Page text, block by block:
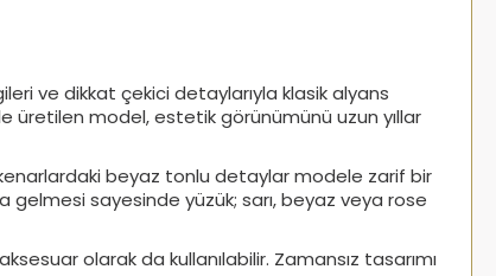
ve dikkat çekici detaylarıyla klasik alyans
üretilen model, estetik görünümünü uzun yıllar
kenarlardaki beyaz tonlu detaylar modele zarif bir
gelmesi sayesinde yüzük; sarı, beyaz veya rose
olarak da kullanılabilir. Zamansız tasarımı